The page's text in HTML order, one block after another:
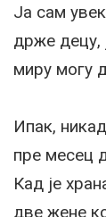
Ја сам
држе децу,
миру могу
Ипак,
пре месец
Кад је
две жене